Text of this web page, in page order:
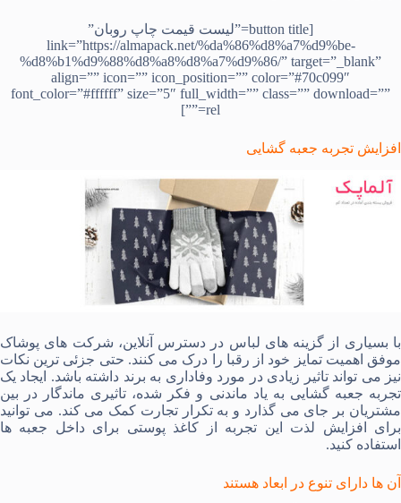
[button title=”لیست قیمت چاپ روبان”
link=”https://almapack.net/%da%86%d8%a7%d9%be-
%d8%b1%d9%88%d8%a8%d8%a7%d9%86/” target=”_blank”
align=”” icon=”” icon_position=”” color=”#70c099″
font_color=”#ffffff” size=”5″ full_width=”” class=”” download=””
rel=””]
افزایش تجربه جعبه گشایی
با بسیاری از گزینه های لباس در دسترس آنلاین، شرکت های پوشاک
موفق اهمیت تمایز خود از رقبا را درک می کنند. حتی جزئی ترین نکات
نیز می تواند تاثیر زیادی در مورد وفاداری به برند داشته باشد. ایجاد یک
تجربه جعبه گشایی به یاد ماندنی و فکر شده، تاثیری ماندگار در بین
مشتریان بر جای می گذارد و به تکرار تجارت کمک می کند. می توانید
برای افزایش لذت این تجربه از کاغذ پوستی برای داخل جعبه ها
استفاده کنید.
آن ها دارای تنوع در ابعاد هستند